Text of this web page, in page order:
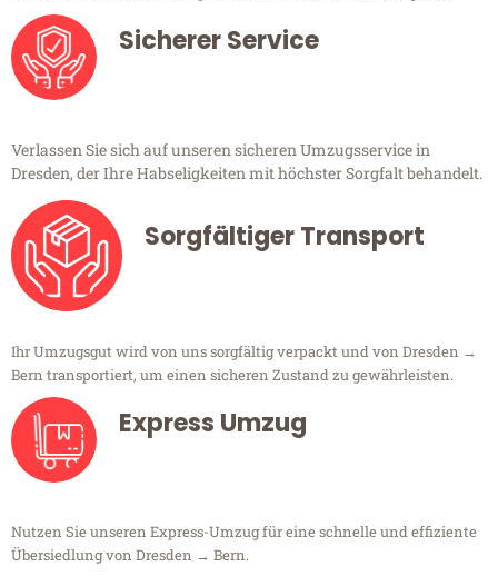
Sicherer Service
Verlassen Sie sich auf unseren sicheren Umzugsservice in
Dresden, der Ihre Habseligkeiten mit höchster Sorgfalt behandelt.
Sorgfältiger Transport
Ihr Umzugsgut wird von uns sorgfältig verpackt und von Dresden →
Bern transportiert, um einen sicheren Zustand zu gewährleisten.
Express Umzug
Nutzen Sie unseren Express-Umzug für eine schnelle und effiziente
Übersiedlung von Dresden → Bern.